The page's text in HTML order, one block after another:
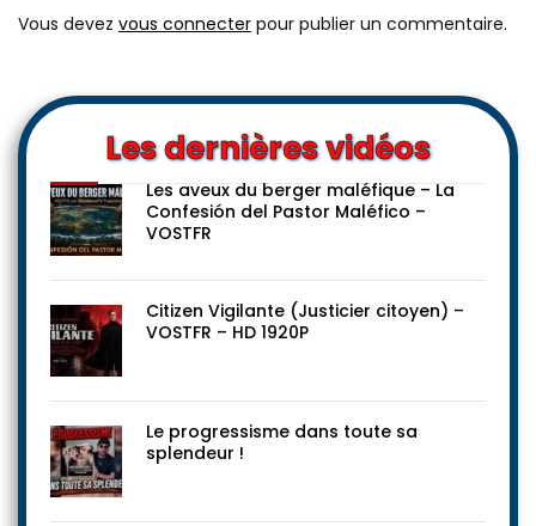
Vous devez vous connecter pour publier un commentaire.
Les dernières vidéos
Les aveux du berger maléfique – La
Confesión del Pastor Maléfico –
VOSTFR
Citizen Vigilante (Justicier citoyen) –
VOSTFR – HD 1920P
Le progressisme dans toute sa
splendeur !